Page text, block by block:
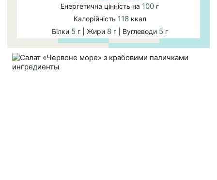
Енергетична цінність на 100 г
Калорійність 118ккал
Білки 5 г | Жири 8г | Вуглеводи 5 г